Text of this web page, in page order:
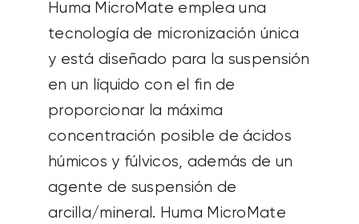
Huma MicroMate emplea una
tecnología de micronización única
y está diseñado para la suspensión
en un líquido con el fin de
proporcionar la máxima
concentración posible de ácidos
húmicos y fúlvicos, además de un
agente de suspensión de
arcilla/mineral. Huma MicroMate